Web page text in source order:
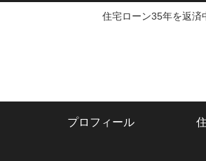
住宅ローン35年を返済
プロフィール